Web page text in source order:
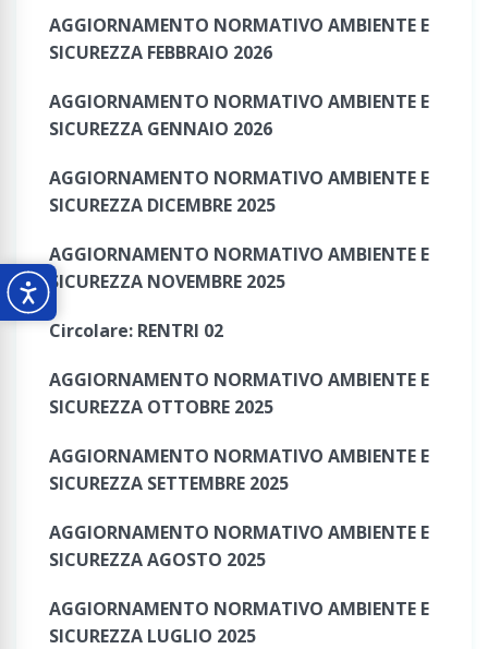
AGGIORNAMENTO NORMATIVO AMBIENTE E
SICUREZZA FEBBRAIO 2026
AGGIORNAMENTO NORMATIVO AMBIENTE E
SICUREZZA GENNAIO 2026
AGGIORNAMENTO NORMATIVO AMBIENTE E
SICUREZZA DICEMBRE 2025
AGGIORNAMENTO NORMATIVO AMBIENTE E
SICUREZZA NOVEMBRE 2025
Circolare: RENTRI 02
AGGIORNAMENTO NORMATIVO AMBIENTE E
SICUREZZA OTTOBRE 2025
AGGIORNAMENTO NORMATIVO AMBIENTE E
SICUREZZA SETTEMBRE 2025
AGGIORNAMENTO NORMATIVO AMBIENTE E
SICUREZZA AGOSTO 2025
AGGIORNAMENTO NORMATIVO AMBIENTE E
SICUREZZA LUGLIO 2025